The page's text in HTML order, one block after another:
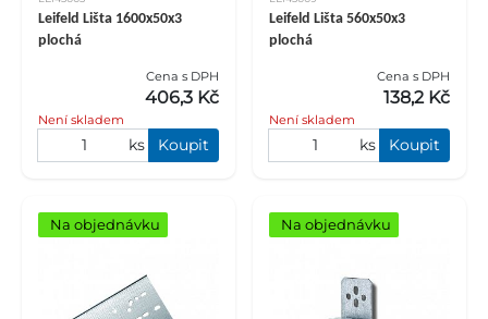
Leifeld Lišta 1600x50x3
plochá
Cena s DPH
406,3 Kč
Není skladem
ks Koupit
Leifeld Lišta 560x50x3
plochá
Cena s DPH
138,2 Kč
Není skladem
ks Koupit
Na objednávku Na objednávku